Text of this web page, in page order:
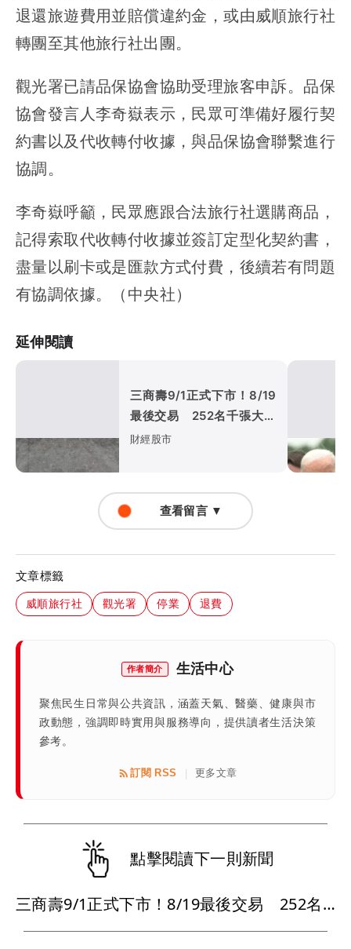
退還旅遊費用並賠償違約金，或由威順旅行社
轉團至其他旅行社出團。
觀光署已請品保協會協助受理旅客申訴。品保
協會發言人李奇嶽表示，民眾可準備好履行契
約書以及代收轉付收據，與品保協會聯繫進行
協調。
李奇嶽呼籲，民眾應跟合法旅行社選購商品，
記得索取代收轉付收據並簽訂定型化契約書，
盡量以刷卡或是匯款方式付費，後續若有問題
有協調依據。（中央社）
延伸閱讀
三商壽9/1正式下市！8/19
最後交易 252名千張大戶
將換玉山金
財經股市
查看留言 ▼
文章標籤
威順旅行社 觀光署 停業 退費
作者簡介 生活中心
聚焦民生日常與公共資訊，涵蓋天氣、醫藥、健康與市
政動態，強調即時實用與服務導向，提供讀者生活決策
參考。
訂閱 RSS | 更多文章
點擊閱讀下一則新聞
三商壽9/1正式下市！8/19最後交易 252名千張大戶將換玉山金